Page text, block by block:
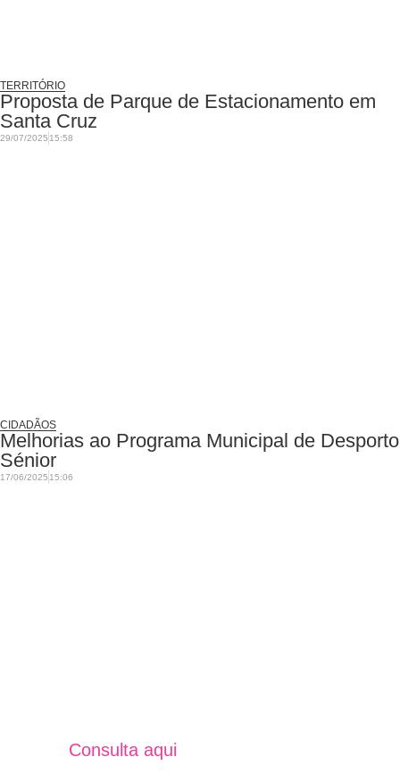
TERRITÓRIO
Proposta de Parque de Estacionamento em
Santa Cruz
29/07/2025 15:58
CIDADÃOS
Melhorias ao Programa Municipal de Desporto
Sénior
17/06/2025 15:06
Consulta aqui